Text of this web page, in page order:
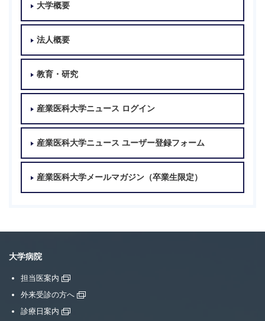
大学概要
法人概要
教育・研究
産業医科大学ニュース ログイン
産業医科大学ニュース ユーザー登録フォーム
産業医科大学メールマガジン（卒業生限定）
大学病院
担当医案内
外来受診の方へ
診療日案内